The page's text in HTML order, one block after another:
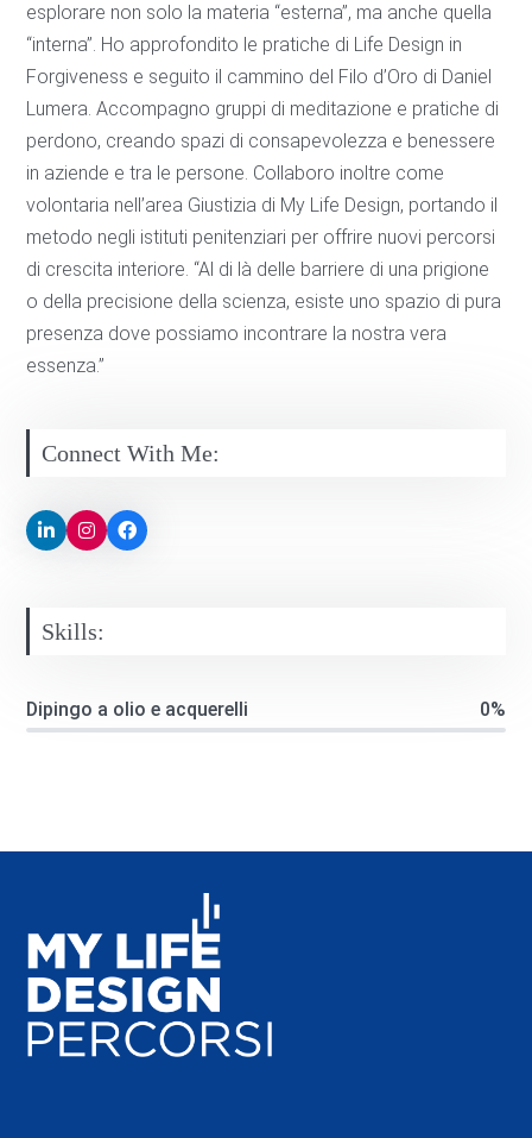
esplorare non solo la materia “esterna”, ma anche quella
“interna”. Ho approfondito le pratiche di Life Design in
Forgiveness e seguito il cammino del Filo d’Oro di Daniel
Lumera. Accompagno gruppi di meditazione e pratiche di
perdono, creando spazi di consapevolezza e benessere
in aziende e tra le persone. Collaboro inoltre come
volontaria nell’area Giustizia di My Life Design, portando il
metodo negli istituti penitenziari per offrire nuovi percorsi
di crescita interiore. “Al di là delle barriere di una prigione
o della precisione della scienza, esiste uno spazio di pura
presenza dove possiamo incontrare la nostra vera
essenza.”
Connect With Me:
Skills:
Dipingo a olio e acquerelli 0%